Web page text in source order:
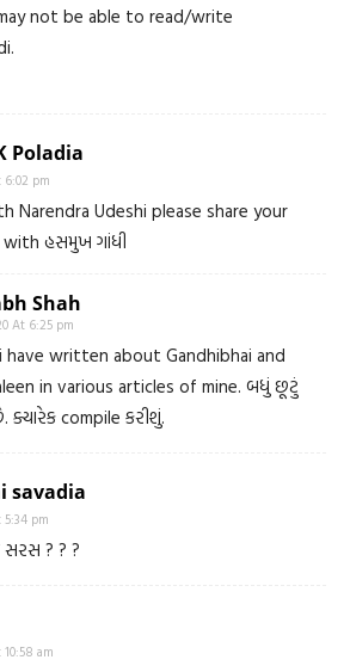
not be able to read/write
Poladia
6:02 pm
Narendra Udeshi please share your
હસમુખ ગાંધી
Shah
At 6:25 pm
have written about Gandhibhai and
in various articles of mine. બધું છૂટું
ક્યારેક compile કરીશું.
savadia
pm
? ? ?
am